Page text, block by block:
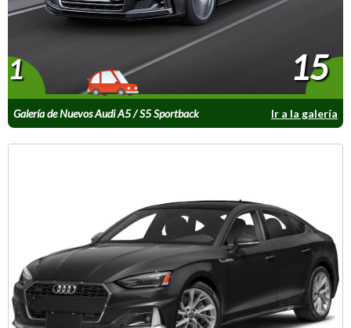
Galería de Nuevos Audi A5 / S5 Sportback Ir a la galería
1 15